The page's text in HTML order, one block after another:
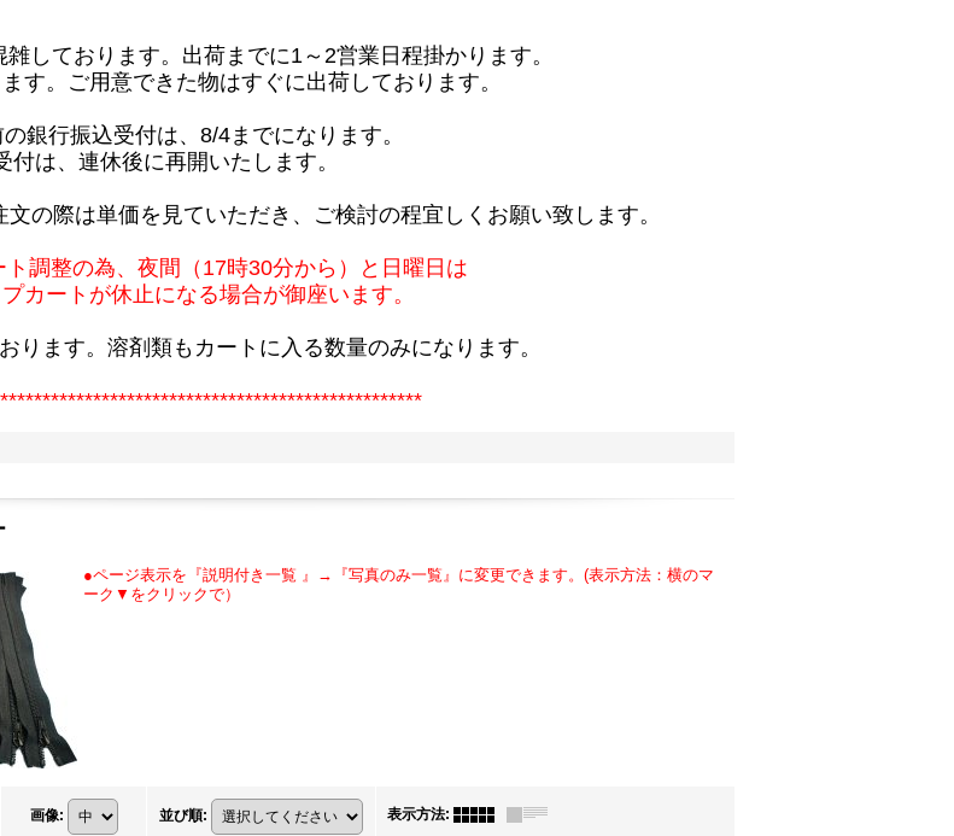
しております。出荷までに1～2営業日程掛かります。
す。ご用意できた物はすぐに出荷しております。
銀行振込受付は、8/4までになります。
付は、連休後に再開いたします。
の際は単価を見ていただき、ご検討の程宜しくお願い致します。
調整の為、夜間（17時30分から）と日曜日は
カートが休止になる場合が御座います。
ります。溶剤類もカートに入る数量のみになります。
●ページ表示を『説明付き一覧 』→『写真のみ一覧』に変更できます。(表示方法：横のマ
ーク▼をクリックで）
画像: 並び順: 表示方法: